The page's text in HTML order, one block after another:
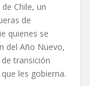
Chile, un
de
quienes se
del Año Nuevo,
transición
les gobierna.